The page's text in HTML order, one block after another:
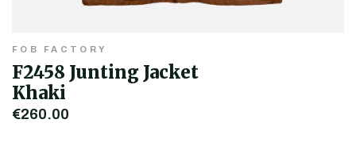
FOB FACTORY
F2458 Junting Jacket
Khaki
€260,00